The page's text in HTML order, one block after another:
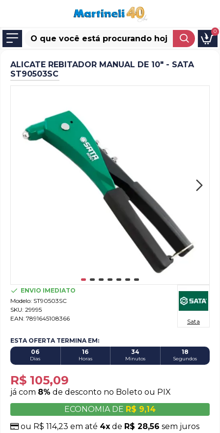
0
ALICATE REBITADOR MANUAL DE 10" - SATA
ST90503SC
ENVIO IMEDIATO
Modelo: ST90503SC
SKU: 29995
EAN: 7891645108366 Sata
ESTA OFERTA TERMINA EM:
06
Dias
16
Horas
34
Minutos
18
Segundos
R$ 105,09
já com 8% de desconto no Boleto ou PIX
ECONOMIA DE R$ 9,14
ou R$ 114,23 em até 4x de R$ 28,56 sem juros